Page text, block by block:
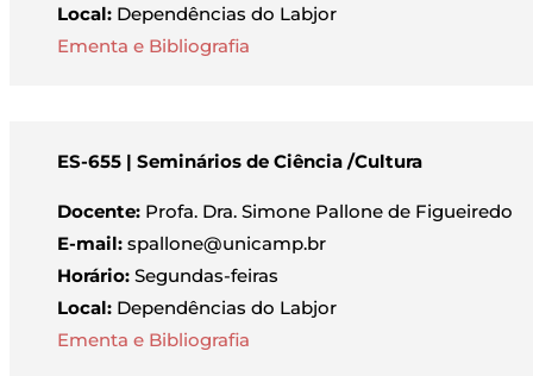
Local: Dependências do Labjor
Ementa e Bibliografia
ES-655 | Seminários de Ciência /Cultura
Docente: Profa. Dra. Simone Pallone de Figueiredo
E-mail: spallone@unicamp.br
Horário: Segundas-feiras
Local: Dependências do Labjor
Ementa e Bibliografia